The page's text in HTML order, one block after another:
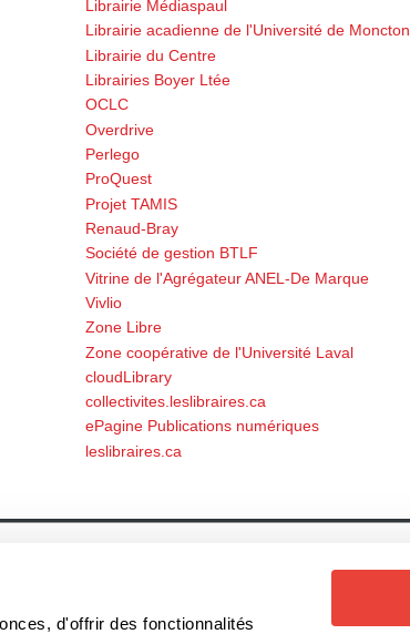
d'offrir des fonctionnalités
Librairie Médiaspaul
Librairie acadienne de l'Université de Moncton
Librairie du Centre
Librairies Boyer Ltée
OCLC
Overdrive
Perlego
ProQuest
Projet TAMIS
Renaud-Bray
Société de gestion BTLF
Vitrine de l'Agrégateur ANEL-De Marque
Vivlio
Zone Libre
Zone coopérative de l'Université Laval
cloudLibrary
collectivites.leslibraires.ca
ePagine Publications numériques
leslibraires.ca
Thèmes